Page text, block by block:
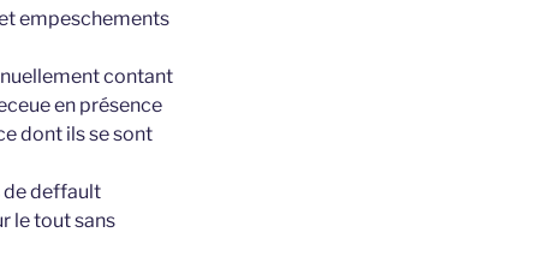
empeschements
contant
en présence
dont ils se sont
de deffault
le tout sans